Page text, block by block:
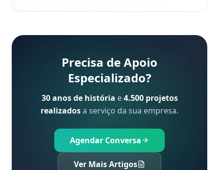
Precisa de Apoio
Especializado?
30 anos de história e4.500 projetos
realizadosa serviço da sua empresa.
Agendar Conversa
Ver Mais Artigos